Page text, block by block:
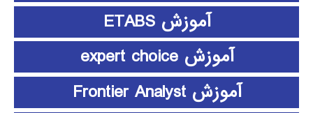
آموزش ETABS
آموزش expert choice
آموزش Frontier Analyst